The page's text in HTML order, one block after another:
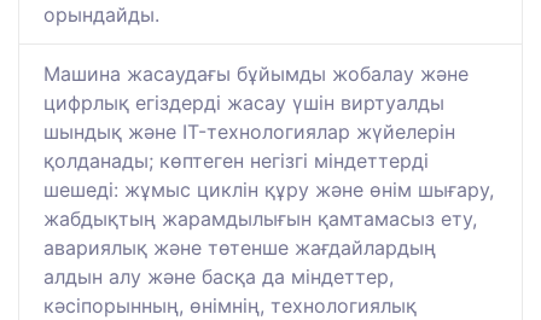
орындайды.
Машина жасаудағы бұйымды жобалау және
цифрлық егіздерді жасау үшін виртуалды
шындық және IT-технологиялар жүйелерін
қолданады; көптеген негізгі міндеттерді
шешеді: жұмыс циклін құру және өнім шығару,
жабдықтың жарамдылығын қамтамасыз ету,
авариялық және төтенше жағдайлардың
алдын алу және басқа да міндеттер,
кәсіпорынның, өнімнің, технологиялық